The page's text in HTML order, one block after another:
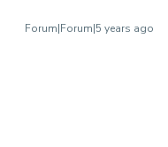
Forum|Forum|5 years ago